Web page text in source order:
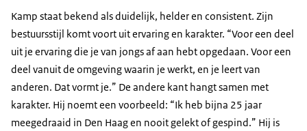
Kamp staat bekend als duidelijk, helder en consistent. Zijn
bestuursstijl komt voort uit ervaring en karakter. “Voor een deel
uit je ervaring die je van jongs af aan hebt opgedaan. Voor een
deel vanuit de omgeving waarin je werkt, en je leert van
anderen. Dat vormt je.” De andere kant hangt samen met
karakter. Hij noemt een voorbeeld: “Ik heb bijna 25 jaar
meegedraaid in Den Haag en nooit gelekt of gespind.” Hij is